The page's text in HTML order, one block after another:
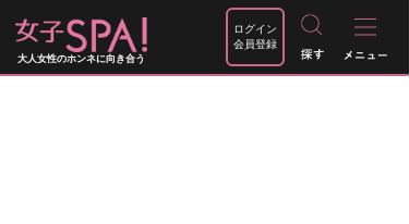
大人女性のホンネに向き合う
ログイン
会員登録